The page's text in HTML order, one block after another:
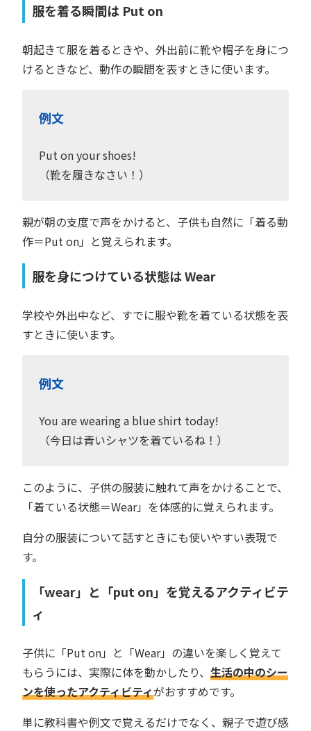
服を着る瞬間は Put on
朝起きて服を着るときや、外出前に靴や帽子を身につ
けるときなど、動作の瞬間を表すときに使います。
例文
Put on your shoes!
（靴を履きなさい！）
親が朝の支度で声をかけると、子供も自然に「着る動
作＝Put on」と覚えられます。
服を身につけている状態は Wear
学校や外出中など、すでに服や靴を着ている状態を表
すときに使います。
例文
You are wearing a blue shirt today!
（今日は青いシャツを着ているね！）
このように、子供の服装に触れて声をかけることで、
「着ている状態＝Wear」を体感的に覚えられます。
自分の服装について話すときにも使いやすい表現で
す。
「wear」と「put on」を覚えるアクティビテ
ィ
子供に「Put on」と「Wear」の違いを楽しく覚えて
もらうには、実際に体を動かしたり、 生活の中のシー
ンを使ったアクティビティがおすすめです。
単に教科書や例文で覚えるだけでなく、親子で遊び感